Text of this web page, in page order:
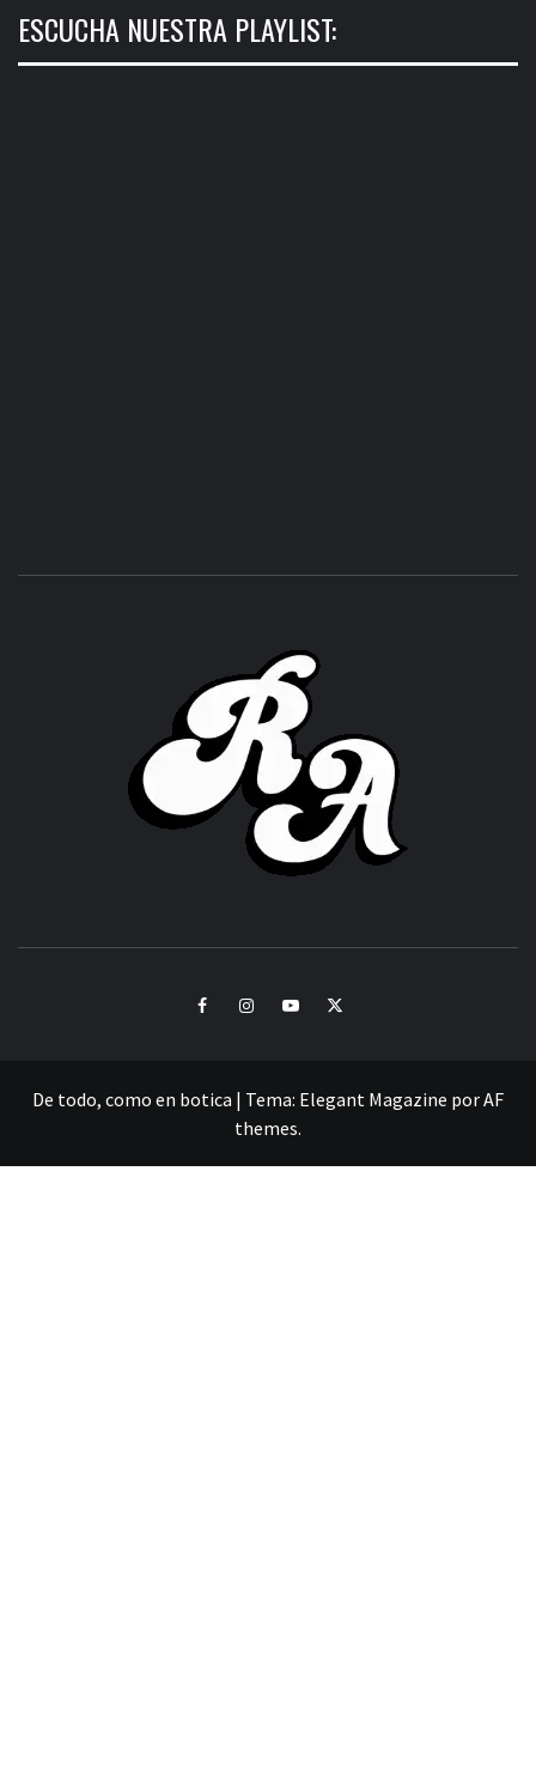
ESCUCHA NUESTRA PLAYLIST:
FacebookInstagramYoutubeTwitter
De todo, como en botica | Tema: Elegant Magazine porAF
themes.